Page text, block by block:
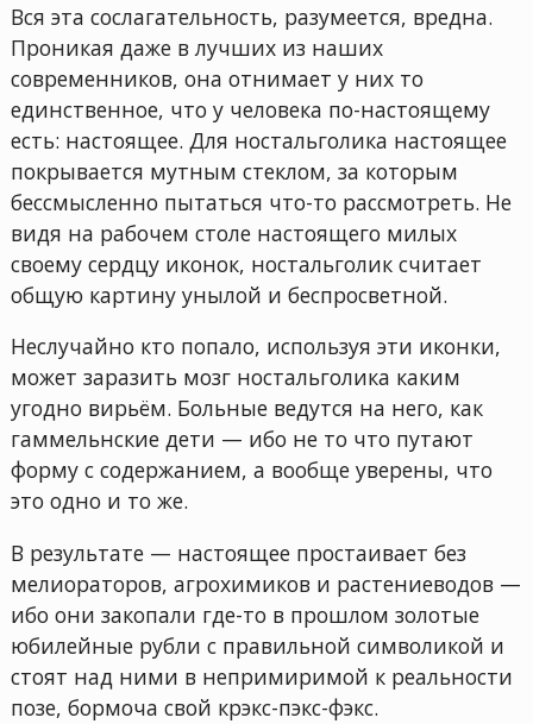
Вся эта сослагательность, разумеется, вредна.
Проникая даже в лучших из наших
современников, она отнимает у них то
единственное, что у человека по-настоящему
есть: настоящее. Для ностальголика настоящее
покрывается мутным стеклом, за которым
бессмысленно пытаться что-то рассмотреть. Не
видя на рабочем столе настоящего милых
своему сердцу иконок, ностальголик считает
общую картину унылой и беспросветной.
Неслучайно кто попало, используя эти иконки,
может заразить мозг ностальголика каким
угодно вирьём. Больные ведутся на него, как
гаммельнские дети — ибо не то что путают
форму с содержанием, а вообще уверены, что
это одно и то же.
В результате — настоящее простаивает без
мелиораторов, агрохимиков и растениеводов —
ибо они закопали где-то в прошлом золотые
юбилейные рубли с правильной символикой и
стоят над ними в непримиримой к реальности
позе, бормоча свой крэкс-пэкс-фэкс.